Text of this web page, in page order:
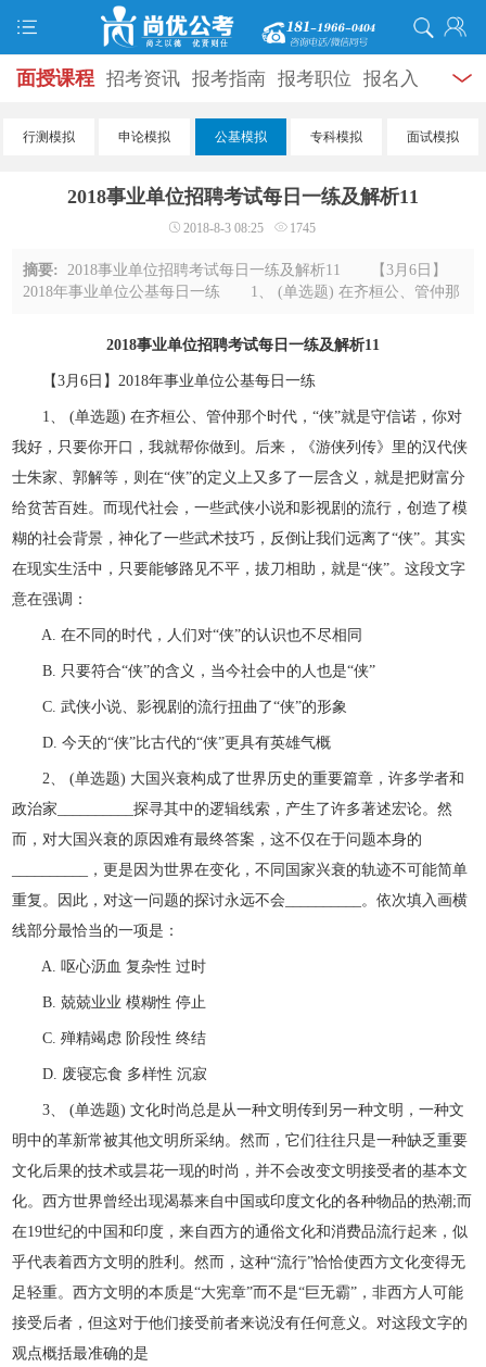
面授课程 招考资讯 报考指南 报考职位 报名入
口 打准考证 成绩查询 面试公告 录用公示 辅导
学员风采 名师团队
服务信息
行测模拟 申论模拟 公基模拟 专科模拟 面试模拟
2018事业单位招聘考试每日一练及解析11
2018-8-3 08:25 1745
摘要:2018事业单位招聘考试每日一练及解析11 【3月6日】
2018年事业单位公基每日一练 1、 (单选题) 在齐桓公、管仲那
到。后来，《游侠列传》里的汉代侠 ...
2018事业单位招聘考试每日一练及解析11
【3月6日】2018年事业单位公基每日一练
1、 (单选题) 在齐桓公、管仲那个时代，“侠”就是守信诺，你对
我好，只要你开口，我就帮你做到。后来，《游侠列传》里的汉代侠
士朱家、郭解等，则在“侠”的定义上又多了一层含义，就是把财富分
给贫苦百姓。而现代社会，一些武侠小说和影视剧的流行，创造了模
糊的社会背景，神化了一些武术技巧，反倒让我们远离了“侠”。其实
在现实生活中，只要能够路见不平，拔刀相助，就是“侠”。这段文字
意在强调：
A. 在不同的时代，人们对“侠”的认识也不尽相同
B. 只要符合“侠”的含义，当今社会中的人也是“侠”
C. 武侠小说、影视剧的流行扭曲了“侠”的形象
D. 今天的“侠”比古代的“侠”更具有英雄气概
2、 (单选题) 大国兴衰构成了世界历史的重要篇章，许多学者和
政治家__________探寻其中的逻辑线索，产生了许多著述宏论。然
而，对大国兴衰的原因难有最终答案，这不仅在于问题本身的
__________，更是因为世界在变化，不同国家兴衰的轨迹不可能简单
重复。因此，对这一问题的探讨永远不会__________。依次填入画横
线部分最恰当的一项是：
A. 呕心沥血 复杂性 过时
B. 兢兢业业 模糊性 停止
C. 殚精竭虑 阶段性 终结
D. 废寝忘食 多样性 沉寂
3、 (单选题) 文化时尚总是从一种文明传到另一种文明，一种文
明中的革新常被其他文明所采纳。然而，它们往往只是一种缺乏重要
文化后果的技术或昙花一现的时尚，并不会改变文明接受者的基本文
化。西方世界曾经出现渴慕来自中国或印度文化的各种物品的热潮;而
在19世纪的中国和印度，来自西方的通俗文化和消费品流行起来，似
乎代表着西方文明的胜利。然而，这种“流行”恰恰使西方文化变得无
足轻重。西方文明的本质是“大宪章”而不是“巨无霸”，非西方人可能
接受后者，但这对于他们接受前者来说没有任何意义。对这段文字的
观点概括最准确的是